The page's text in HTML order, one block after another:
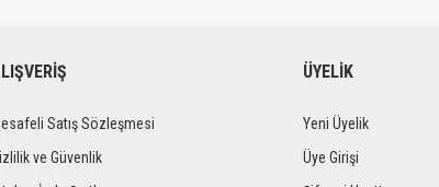
Satış Sözleşmesi
ve Güvenlik
ÜYELİK
Yeni Üyelik
Üye Girişi